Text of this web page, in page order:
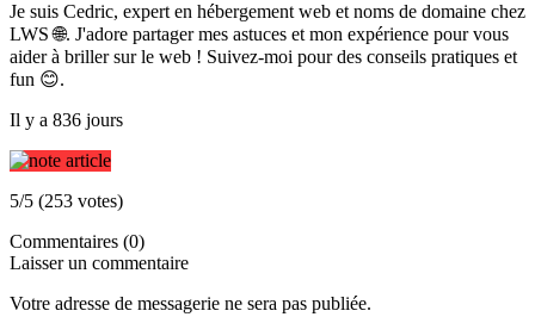
Je suis Cedric, expert en hébergement web et noms de domaine chez
LWS 🌐. J'adore partager mes astuces et mon expérience pour vous
aider à briller sur le web ! Suivez-moi pour des conseils pratiques et
fun 😊.
Il y a 836 jours
5/5 (253 votes)
Commentaires (0)
Laisser un commentaire
Votre adresse de messagerie ne sera pas publiée.